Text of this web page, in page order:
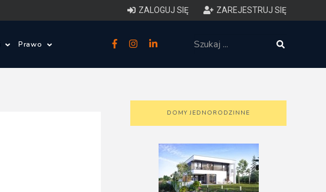
ZALOGUJ SIĘ ZAREJESTRUJ SIĘ
Prawo
DOMY JEDNORODZINNE